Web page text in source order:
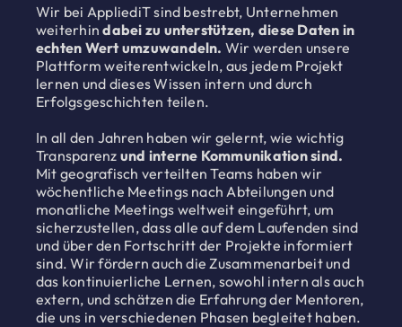
Wir bei AppliediT sind bestrebt, Unternehmen
weiterhindabei zu unterstützen, diese Daten in
echten Wert umzuwandeln. Wir werden unsere
Plattform weiterentwickeln, aus jedem Projekt
lernen und dieses Wissen intern und durch
Erfolgsgeschichten teilen.
In all den Jahren haben wir gelernt, wie wichtig
Transparenz und interne Kommunikation sind.
Mit geografisch verteilten Teams haben wir
wöchentliche Meetings nach Abteilungen und
monatliche Meetings weltweit eingeführt, um
sicherzustellen, dass alle auf dem Laufenden sind
und über den Fortschritt der Projekte informiert
sind. Wir fördern auch die Zusammenarbeit und
das kontinuierliche Lernen, sowohl intern als auch
extern, und schätzen die Erfahrung der Mentoren,
die uns in verschiedenen Phasen begleitet haben.